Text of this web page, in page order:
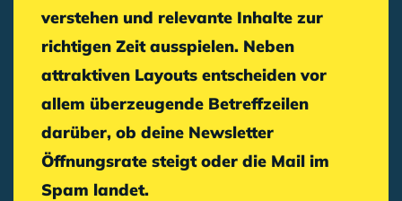
verstehen und relevante Inhalte zur
richtigen Zeit ausspielen. Neben
attraktiven Layouts entscheiden vor
allem überzeugende Betreffzeilen
darüber, ob deine Newsletter
Öffnungsrate steigt oder die Mail im
Spam landet.